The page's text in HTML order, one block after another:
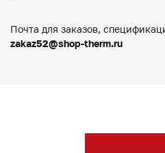
Почта для заказов,
zakaz52@shop-therm.ru